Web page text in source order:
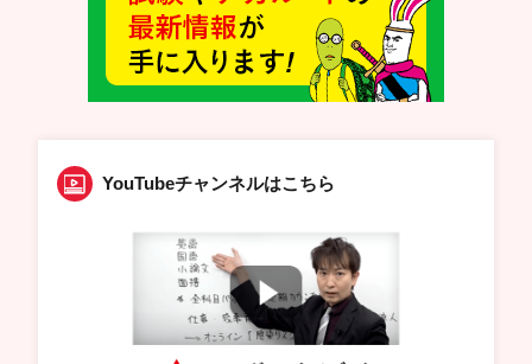
YouTubeチャンネルはこちら